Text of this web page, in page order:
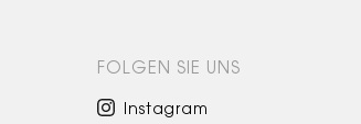
FOLGEN SIE UNS
Instagram